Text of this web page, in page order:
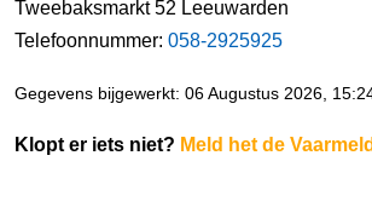
Tweebaksmarkt 52 Leeuwarden
Telefoonnummer: 058-2925925
Gegevens bijgewerkt: 06 Augustus 2026,
Klopt er iets niet? Meld het de